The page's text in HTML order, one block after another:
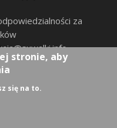
za
,
stronie, aby
się na to.